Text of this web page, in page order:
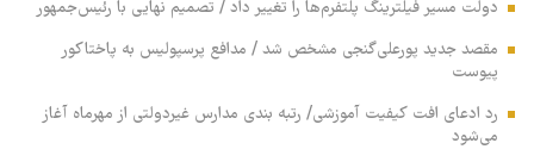
دولت مسیر فیلترینگ پلتفرم‌ها را تغییر داد / تصمیم نهایی با رئیس‌جمهور
مقصد جدید پورعلی‌گنجی مشخص شد / مدافع پرسپولیس به پاختاکور
پیوست
رد ادعای افت کیفیت آموزشی/ رتبه بندی مدارس غیردولتی از مهرماه آغاز
می‌شود